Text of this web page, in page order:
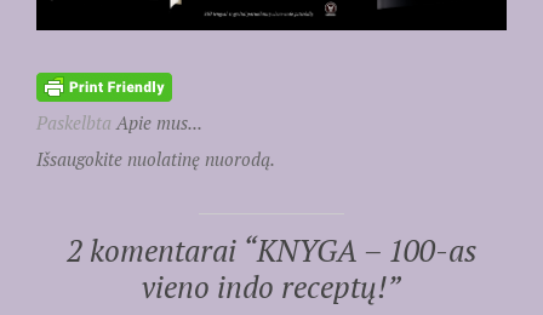
Paskelbta Apie mus...
Išsaugokite nuolatinę nuorodą.
2 komentarai “KNYGA – 100-as
vieno indo receptų!”